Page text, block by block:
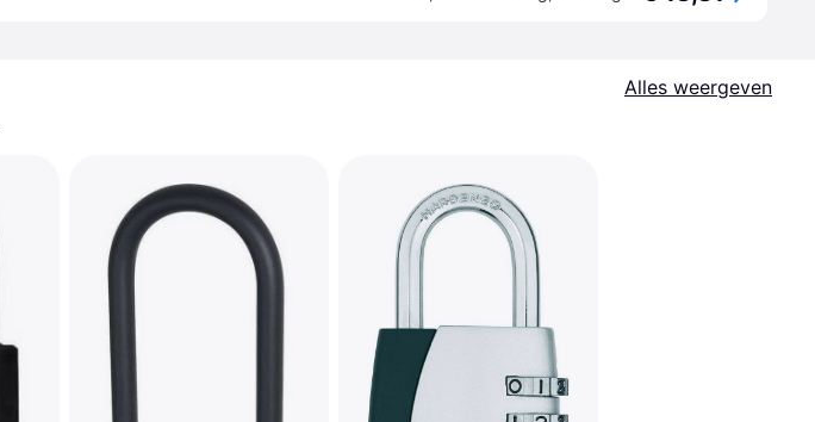
Alles weergeven